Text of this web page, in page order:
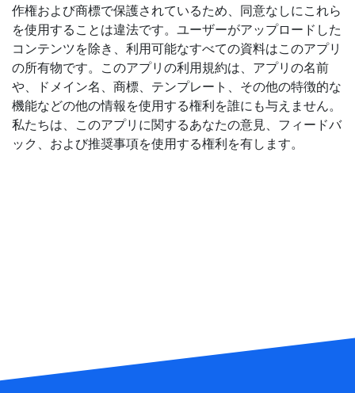
作権および商標で保護されているため、同意なしにこれら
を使用することは違法です。ユーザーがアップロードした
コンテンツを除き、利用可能なすべての資料はこのアプリ
の所有物です。このアプリの利用規約は、アプリの名前
や、ドメイン名、商標、テンプレート、その他の特徴的な
機能などの他の情報を使用する権利を誰にも与えません。
私たちは、このアプリに関するあなたの意見、フィードバ
ック、および推奨事項を使用する権利を有します。